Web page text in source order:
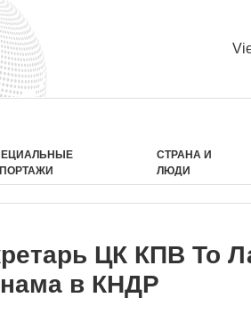
СТРАНА И
ЛЮДИ
ЦК КПВ То
в КНДР